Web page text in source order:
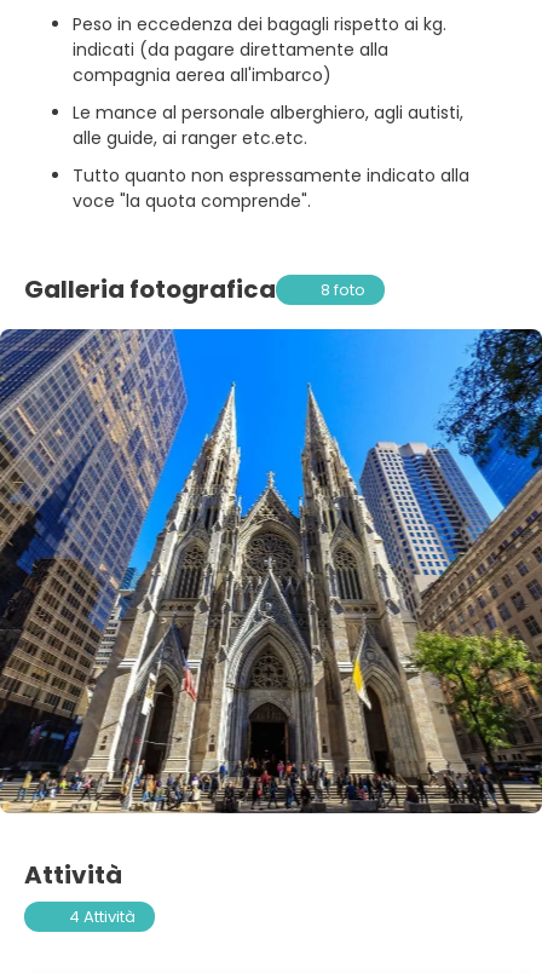
Peso in eccedenza dei bagagli rispetto ai kg.
indicati (da pagare direttamente alla
compagnia aerea all'imbarco)
Le mance al personale alberghiero, agli autisti,
alle guide, ai ranger etc.etc.
Tutto quanto non espressamente indicato alla
voce "la quota comprende".
Galleria fotografica 8 foto
Attività
4 Attività